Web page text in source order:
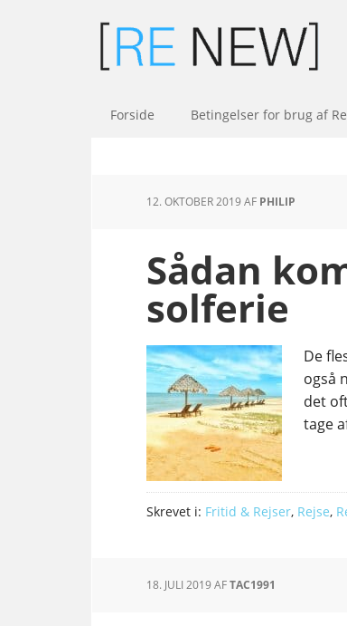
Forside Betingelser for brug af
12. OKTOBER 2019AF PHILIP
Sådan
solferie
De
også
det
tage
Skrevet i: Fritid & Rejser, Rejse,
18. JULI 2019AFTAC1991